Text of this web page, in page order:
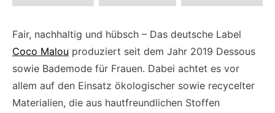
Fair, nachhaltig und hübsch – Das deutsche Label
Coco Malou produziert seit dem Jahr 2019 Dessous
sowie Bademode für Frauen. Dabei achtet es vor
allem auf den Einsatz ökologischer sowie recycelter
Materialien, die aus hautfreundlichen Stoffen